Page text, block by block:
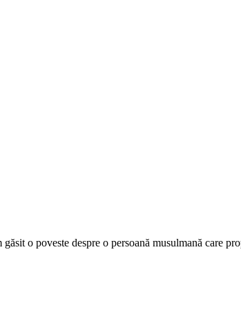
o poveste despre o persoană musulmană care